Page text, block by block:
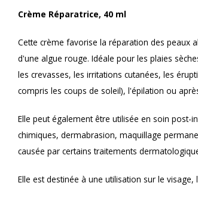
Crème Réparatrice, 40 ml
Cette crème favorise la réparation des peaux
d'une algue rouge. Idéale pour les plaies
les crevasses, les irritations cutanées, les
compris les coups de soleil), l'épilation ou
Elle peut également être utilisée en soin post-
chimiques, dermabrasion, maquillage
causée par certains traitements
Elle est destinée à une utilisation sur le